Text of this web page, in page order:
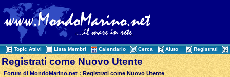
Topic Attivi Lista Membri Calendario Cerca Aiuto Registrati
Registrati come Nuovo Utente
Forum di MondoMarino.net : Registrati come Nuovo Utente